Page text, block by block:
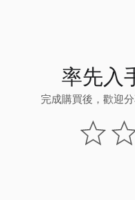
率先入
完成購買後，歡迎